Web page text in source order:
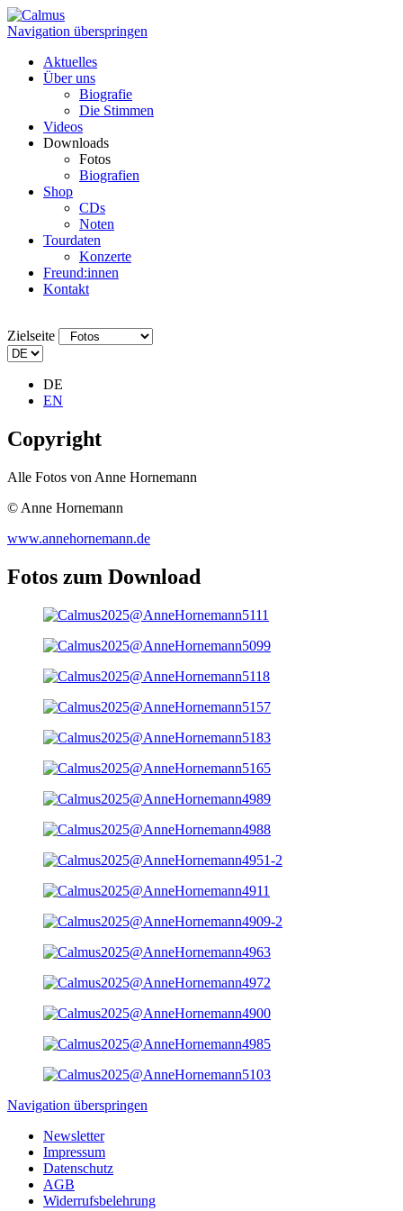
Navigation überspringen
Aktuelles
Über uns
Biografie
Die Stimmen
Videos
Downloads
Fotos
Biografien
Shop
CDs
Noten
Tourdaten
Konzerte
Freund:innen
Kontakt
Zielseite
DE
EN
Copyright
Alle Fotos von Anne Hornemann
© Anne Hornemann
www.annehornemann.de
Fotos zum Download
Navigation überspringen
Newsletter
Impressum
Datenschutz
AGB
Widerrufsbelehrung